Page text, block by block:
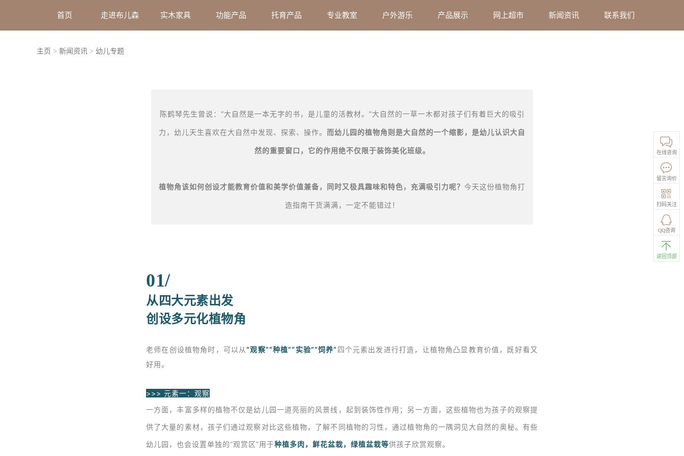
在线咨询
留言询价
扫码关注
QQ咨询
返回顶部
首页 走进布儿森 实木家具 功能产品 托育产品 专业教室 户外游乐 产品展示 网上超市 新闻资讯 联系我们
主页 > 新闻资讯 > 幼儿专题
陈鹤琴先生曾说： “大自然是一本无字的书，是儿童的活教材。”大自然的一草一木都对孩子们有着巨大的吸引
力，幼儿天生喜欢在大自然中发现、探索、操作。 而幼儿园的植物角则是大自然的一个缩影，是幼儿认识大自
然的重要窗口，它的作用绝不仅限于装饰美化班级。
植物角该如何创设才能教育价值和美学价值兼备，同时又极具趣味和特色，充满吸引力呢？ 今天这份植物角打
造指南干货满满，一定不能错过！
01/
从四大元素出发
创设多元化植物角
老师在创设植物角时，可以从“观察”“种植”“实验”“饲养”四个元素出发进行打造，让植物角凸显教育价值，既好看又
好用。
>>> 元素一：观察
一方面，丰富多样的植物不仅是幼儿园一道亮丽的风景线，起到装饰性作用；另一方面，这些植物也为孩子的观察提
供了大量的素材，孩子们通过观察对比这些植物，了解不同植物的习性，通过植物角的一隅洞见大自然的奥秘。有些
幼儿园，也会设置单独的“观赏区”用于种植多肉，鲜花盆栽，绿植盆栽等供孩子欣赏观察。